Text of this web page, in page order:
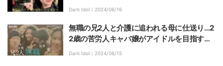
歳美少女が語る厳しい現実
Dark Idol｜ 2024/06/16
無職の兄2人と介護に追われる母に仕送り…2
2歳の苦労人キャバ嬢がアイドルを目指す理
由
Dark Idol｜ 2024/06/15